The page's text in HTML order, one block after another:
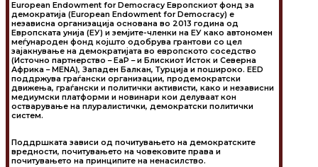
European Endowment for Democracy Европскиот фонд за
демократија (European Endowment for Democracy) е
независна организација основана во 2013 година од
Европската унија (ЕУ) и земјите-членки на ЕУ како автономен
меѓународен фонд којшто одобрува грантови со цел
зајакнување на демократијата во европското соседство
(Источно партнерство – EaP – и Блискиот Исток и Северна
Африка – MENA), Западен Балкан, Турција и пошироко. EED
поддржува граѓански организации, продемократски
движења, граѓански и политички активисти, како и независни
медиумски платформи и новинари кои делуваат кон
остварување на плуралистички, демократски политички
систем.
Поддршката зависи од почитувањето на демократските
вредности, почитувањето на човековите права и
почитувањето на принципите на ненасилство.